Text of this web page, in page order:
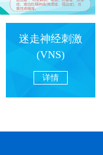
迷走神经刺激
(VNS)
详情